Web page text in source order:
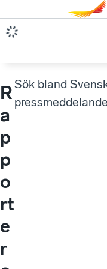
R
a
p
p
o
rt
e
r
Sök bland